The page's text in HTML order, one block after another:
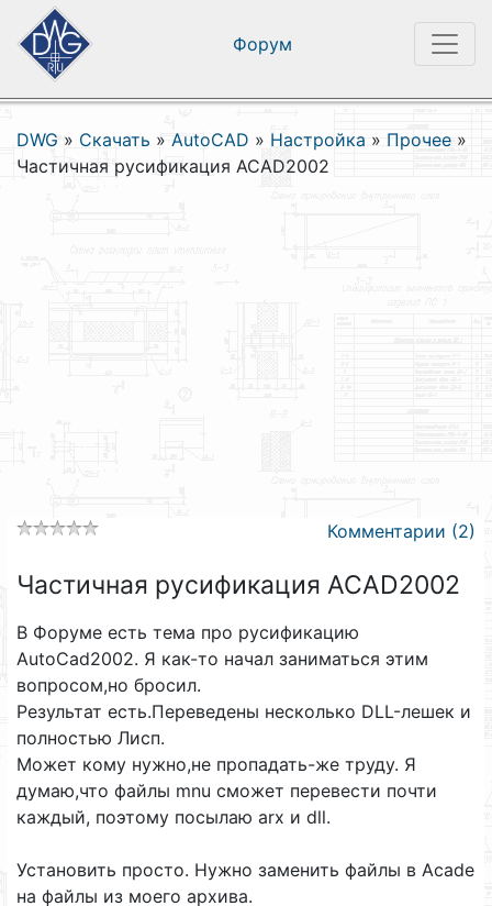
Форум
DWG » Скачать » AutoCAD » Настройка » Прочее »
Частичная русификация ACAD2002
Комментарии (2)
Частичная русификация ACAD2002
В Форуме есть тема про русификацию
AutoCad2002. Я как-то начал заниматься этим
вопросом,но бросил.
Результат есть.Переведены несколько DLL-лешек и
полностью Лисп.
Может кому нужно,не пропадать-же труду. Я
думаю,что файлы mnu сможет перевести почти
каждый, поэтому посылаю arx и dll.
Установить просто. Нужно заменить файлы в Acade
на файлы из моего архива.